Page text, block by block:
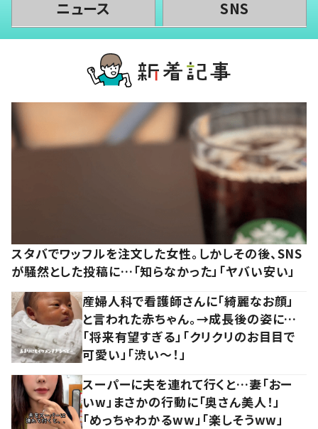
ニュース SNS
スタバでワッフルを注文した女性。しかしその後、SNS
が騒然とした投稿に…「知らなかった」「ヤバい安い」
産婦人科で看護師さんに「綺麗なお顔」
と言われた赤ちゃん。→成長後の姿に…
「将来有望すぎる」「クリクリのお目目で
可愛い」「渋い～！」
スーパーに夫を連れて行くと…妻「おー
いw」まさかの行動に「奥さん美人！」
「めっちゃわかるww」「楽しそうww」